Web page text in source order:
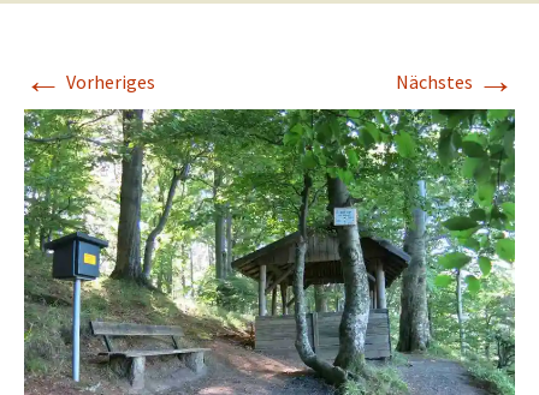
← Vorheriges Nächstes →